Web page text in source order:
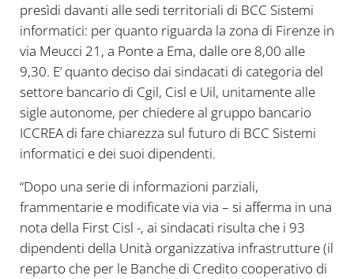
presìdi davanti alle sedi territoriali di BCC Sistemi
informatici: per quanto riguarda la zona di Firenze in
via Meucci 21, a Ponte a Ema, dalle ore 8,00 alle
9,30. E’ quanto deciso dai sindacati di categoria del
settore bancario di Cgil, Cisl e Uil, unitamente alle
sigle autonome, per chiedere al gruppo bancario
ICCREA di fare chiarezza sul futuro di BCC Sistemi
informatici e dei suoi dipendenti.
“Dopo una serie di informazioni parziali,
frammentarie e modificate via via – si afferma in una
nota della First Cisl -, ai sindacati risulta che i 93
dipendenti della Unità organizzativa infrastrutture (il
reparto che per le Banche di Credito cooperativo di